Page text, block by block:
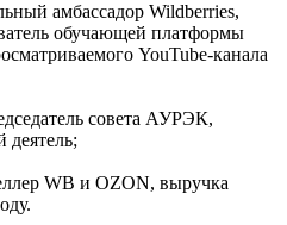
амбассадор Wildberries,
обучающей платформы
YouTube-канала
совета АУРЭК,
деятель;
WB и OZON, выручка